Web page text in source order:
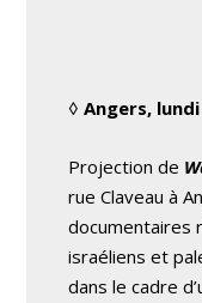
◊Angers,
Projection de
rue Claveau à
documentaires
israéliens et
dans le cadre